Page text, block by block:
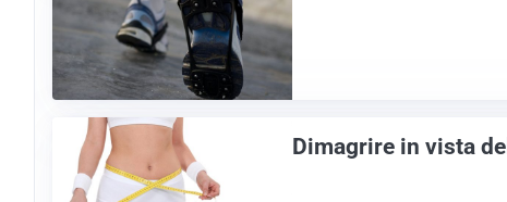
Dimagrire in vista